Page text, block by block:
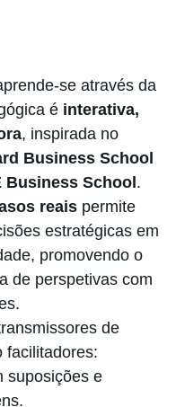
se através da
é interativa,
, inspirada no
Business School
Business School .
reais permite
estratégicas em
promovendo o
de perspetivas com
de
facilitadores:
suposições e